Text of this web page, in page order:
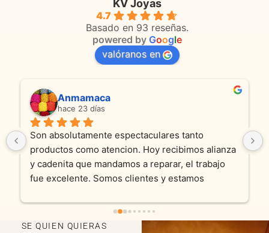
KV Joyas
4.7
Basado en 93 reseñas.
powered by Google
valóranos en
Anmamaca
hace 23 días
Son absolutamente espectaculares tanto
productos como atencion. Hoy recibimos alianza
y cadenita que mandamos a reparar, el trabajo
fue excelente. Somos clientes y estamos
SE QUIEN QUIERAS